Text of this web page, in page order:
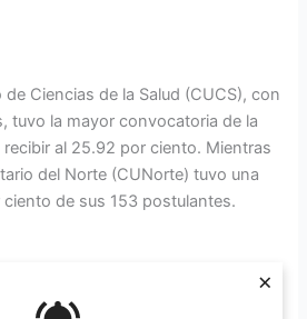
×
Ciencias de la Salud (CUCS), con
tuvo la mayor convocatoria de la
al 25.92 por ciento. Mientras
del Norte (CUNorte) tuvo una
de sus 153 postulantes.
a uno de cada dos postulantes, el
en diversos planes de